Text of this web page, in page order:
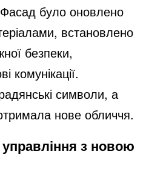
було оновлено
встановлено
безпеки,
комунікації.
символи, а
нове обличчя.
з новою